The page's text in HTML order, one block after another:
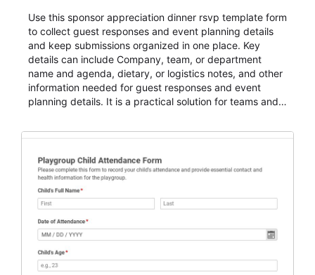
Use this sponsor appreciation dinner rsvp template form
to collect guest responses and event planning details
and keep submissions organized in one place. Key
details can include Company, team, or department
name and agenda, dietary, or logistics notes, and other
information needed for guest responses and event
planning details. It is a practical solution for teams and
for teams and organizations.